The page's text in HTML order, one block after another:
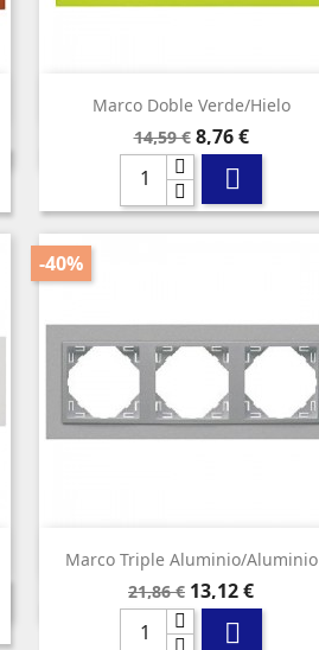
Marco Doble Verde/hielo
Precio
base
14,59 € Precio
8,76 €

 Vista rápida
Marco Triple Aluminio/aluminio
Precio
base
21,86 €
-40%
Precio
13,12 €

 Vista rápida